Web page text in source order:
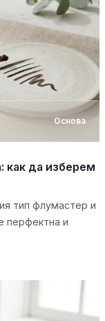
Основа
как да изберем
тип флумастер и
перфектна и